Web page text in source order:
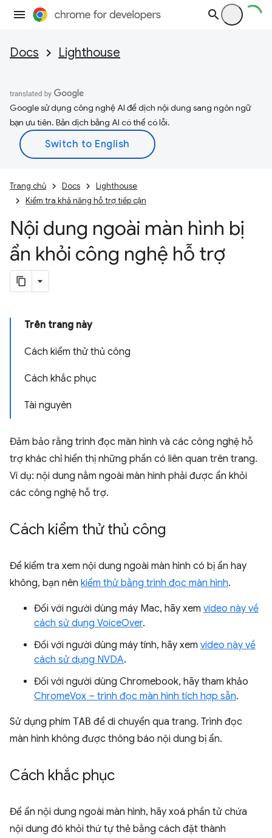
Docs Lighthouse
Google sử dụng công nghệ AI để dịch nội dung sang ngôn ngữ
bạn ưu tiên. Bản dịch bằng AI có thể có lỗi.
Trang chủ Docs
Lighthouse
Kiểm tra khả năng hỗ trợ tiếp cận
Nội dung ngoài màn hình bị
ẩn khỏi công nghệ hỗ trợ
Trên trang này
Cách kiểm thử thủ công
Cách khắc phục
Tài nguyên
Đảm bảo rằng trình đọc màn hình và các công nghệ hỗ
trợ khác chỉ hiển thị những phần có liên quan trên trang.
Ví dụ: nội dung nằm ngoài màn hình phải được ẩn khỏi
các công nghệ hỗ trợ.
Cách kiểm thử thủ công
Để kiểm tra xem nội dung ngoài màn hình có bị ẩn hay
không, bạn nên kiểm thử bằng trình đọc màn hình.
Đối với người dùng máy Mac, hãy xem video này về
cách sử dụng VoiceOver.
Đối với người dùng máy tính, hãy xem video này về
cách sử dụng NVDA.
Đối với người dùng Chromebook, hãy tham khảo
ChromeVox – trình đọc màn hình tích hợp sẵn.
Sử dụng phím TAB để di chuyển qua trang. Trình đọc
màn hình không được thông báo nội dung bị ẩn.
Cách khắc phục
Để ẩn nội dung ngoài màn hình, hãy xoá phần tử chứa
nội dung đó khỏi thứ tự thẻ bằng cách đặt thành